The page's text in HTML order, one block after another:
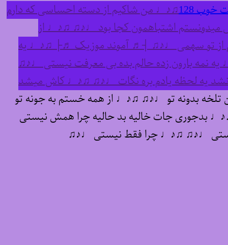
خوب 128
♫♪♩ من شاکیم از دسته احساسی که دارم
اشتباهمون کجا بود ♩♪♫ ♫♪♩ از
از تو سهمی ♩♪♫ ┤♬ آموند موزیک ♬├ ♫♪♩ یه
نمه بارون زده حالم بده بی معرفت نیستی ♩♪♫
یه لحظه یادم بره نگات ♩♪♫ ♫♪♩ کاش میشد
بدونه تو ♩♪♫ ♫♪♩ از همه خستم به جونه تو
بدجوری جات خالیه بد حالیه چرا همش نیستی
♩♪♫ ♫♪♩ چرا فقط نیستی ♩♪♫